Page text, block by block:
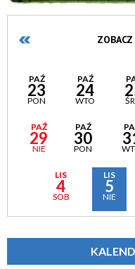
PAŹ
23
PON
PAŹ
24
WTO
PAŹ
29
NIE
PAŹ
30
PON
LIS
4
SOB
LIS
5
NIE